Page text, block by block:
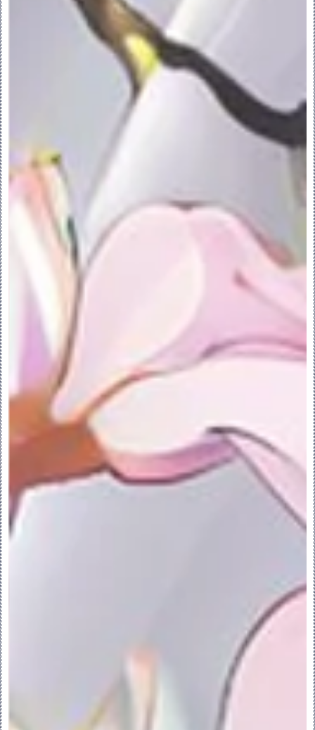
移除，请在“选项”(Options) 选项卡上选中
“保留已经移除的曲面”(Keep Removed
Surfaces) 复选框。
6.如果选择要移除的曲面集定义了形状，且某
些曲面由未包括在曲面集中的其他形状共享，
要分割共享曲面，以便仅移除属于选定形状的
共享曲面部分，请在“选项”(Options) 选项
卡上选中“自动分割形状曲面”(Auto Split
Shape Surfaces) 复选框。
要移除整个共享曲面 (包括不属于要移除的形
状的部分)，请清除“自动分割形状曲面”
(Auto Split Shape Surfaces) 复选
框。
7.如果选择要移除的曲面集包含多轮廓曲面，
要从移除中排除轮廓，请在“选项”
(Options) 选项卡上选择“排除轮廓”
(Exclude Contours) 收集器，然后选择
8.要浏览用于移除曲面的几何配置的其他可能
解决方案，请在“选项”(Options) 选项卡上
单击“下一个”(Next) 或“上一个”
(Previous)。
PS：•单击“下一个”(Next) 时，系统可能会
在尝试查找最佳可能解决方案时停止响应。这
是因为系统会检查解决方案的所有可能组合。
此时，如要中断检查并继续使用，请单击状态
栏中
旁的
。如果不存在解决方案，系
9.重新生成特征后，要保留当前解决方案的拓
扑，请选中“保持解决方案拓扑”(Maintain
Solution Topology) 复选框。如果由于
模型更改而无法重新构建相同的拓扑，则特征
10.当“移除”特征的结果按以下方式之一更改
几何时，通知窗口随即打开以帮助您识别这些